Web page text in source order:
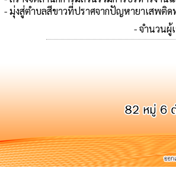
- มุ่งสู่ตำบลสีขาวที่ปราศจากปัญหายาเสพติด
- จำนวนผู้